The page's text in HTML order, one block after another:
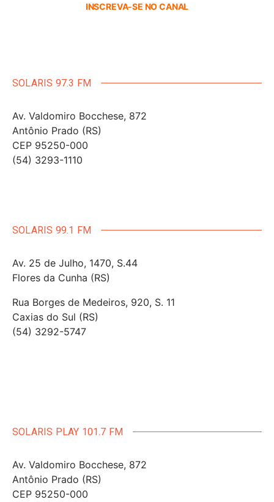
INSCREVA-SE NO CANAL
SOLARIS 97.3 FM
Av. Valdomiro Bocchese, 872
Antônio Prado (RS)
CEP 95250-000
(54) 3293-1110
SOLARIS 99.1 FM
Av. 25 de Julho, 1470, S.44
Flores da Cunha (RS)
Rua Borges de Medeiros, 920, S. 11
Caxias do Sul (RS)
(54) 3292-5747
SOLARIS PLAY 101.7 FM
Av. Valdomiro Bocchese, 872
Antônio Prado (RS)
CEP 95250-000